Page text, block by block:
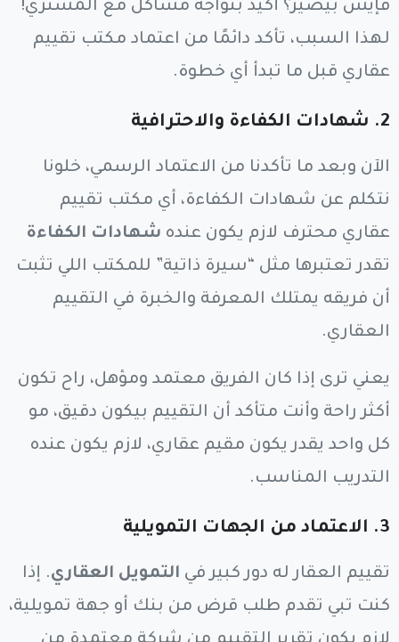
فإيش بيصير؟ أكيد بتواجه مشاكل مع المشتري!
لهذا السبب، تأكد دائمًا من اعتماد مكتب تقييم
عقاري قبل ما تبدأ أي خطوة.
2. شهادات الكفاءة والاحترافية
الآن وبعد ما تأكدنا من الاعتماد الرسمي، خلونا
نتكلم عن شهادات الكفاءة، أي مكتب تقييم
عقاري محترف لازم يكون عنده شهادات الكفاءة
تقدر تعتبرها مثل “سيرة ذاتية” للمكتب اللي تثبت
أن فريقه يمتلك المعرفة والخبرة في التقييم
العقاري.
يعني ترى إذا كان الفريق معتمد ومؤهل، راح تكون
أكثر راحة وأنت متأكد أن التقييم بيكون دقيق، مو
كل واحد يقدر يكون مقيم عقاري، لازم يكون عنده
التدريب المناسب.
3. الاعتماد من الجهات التمويلية
تقييم العقار له دور كبير في التمويل العقاري. إذا
كنت تبي تقدم طلب قرض من بنك أو جهة تمويلية،